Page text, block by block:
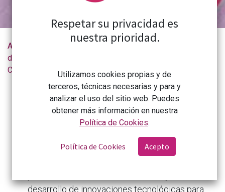
Actualidad
de la
CONGDCAR
Convocatoria Work4Progress2022 -Programa de Ayudas a Proyectos de Iniciativas Sociales de la Fundación ”la Caixa” de ámbito estatal.
El objetivo de la convocatoria es contribuir a la
creación de empleo de calidad para mujeres y
jóvenes vulnerables de India, Mozambique y
aceleración de negocios inclusivos y servicios
desarrollo de innovaciones tecnológicas para
Respetar su privacidad es
nuestra prioridad.
Utilizamos cookies propias y de
terceros, técnicas necesarias y para y
analizar el uso del sitio web. Puedes
obtener más información en nuestra
Política de Cookies.
Política de Cookies Acepto